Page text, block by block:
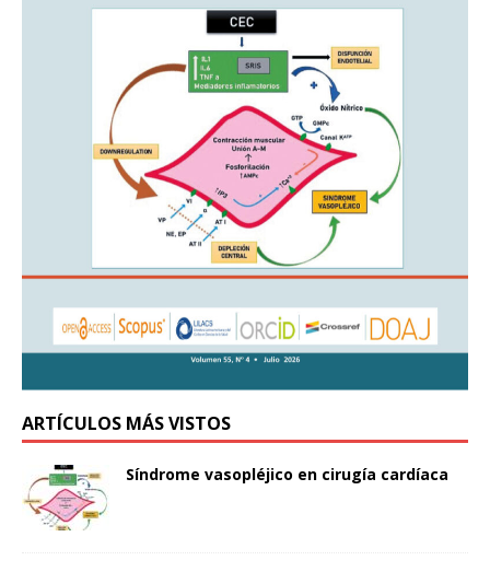
ARTÍCULOS MÁS VISTOS
Síndrome vasopléjico en cirugía cardíaca